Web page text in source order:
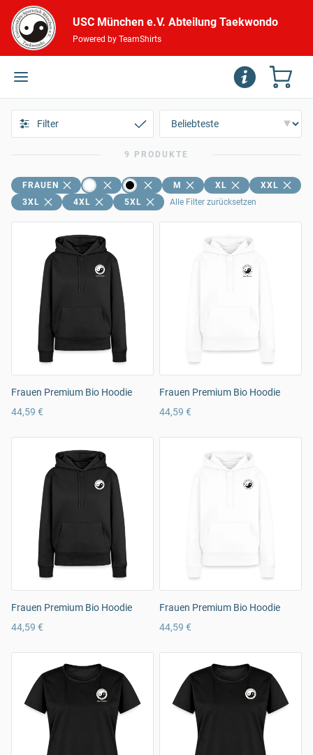
USC München e.V. Abteilung Taekwondo
Powered by TeamShirts
Filter
9 PRODUKTE
FRAUEN M XL
XXL
3XL
4XL 5XL Alle Filter zurücksetzen
Frauen Premium Bio Hoodie
44,59 €
Frauen Premium Bio Hoodie
44,59 €
Frauen Premium Bio Hoodie
44,59 €
Frauen Premium Bio Hoodie
44,59 €